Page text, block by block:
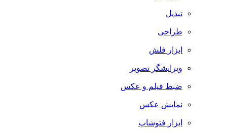
تبدیل
طراحی
ابزار فلش
ویرایشگر تصویر
ضبط فيلم و عكس
نمایش عکس
ابزار فتوشاپ